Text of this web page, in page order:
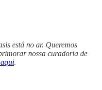
está no ar. Queremos
nossa curadoria de
.